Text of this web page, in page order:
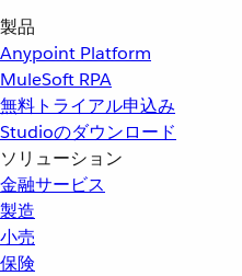
製品
Anypoint Platform
MuleSoft RPA
無料トライアル申込み
Studioのダウンロード
ソリューション
金融サービス
製造
小売
保険